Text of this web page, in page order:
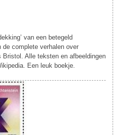
van een betegeld
complete verhalen over
Alle teksten en afbeeldingen
Een leuk boekje.